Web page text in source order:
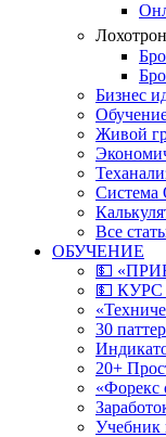
Бизнес
Живой
Система
Все
ОБУЧЕНИЕ
💵
💵
30
20+
«Форекс